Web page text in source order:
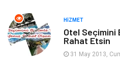
Sigorta
Mobilya
HIZMET
Otel Seçimini
Rahat Etsin
31 May 2013,